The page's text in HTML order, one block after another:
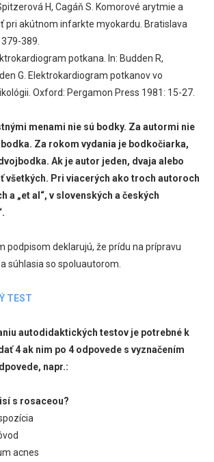
H, Cagáň S. Komorové arytmie a
pri akútnom infarkte myokardu. Bratislava
389.
potkana. In: Budden R,
G. Elektrokardiogram potkanov vo
Oxford: Pergamon Press 1981: 15-27.
menami nie sú bodky. Za autormi nie
Za rokom vydania je bodkočiarka,
Ak je autor jeden, dvaja alebo
všetkých. Pri viacerých ako troch autoroch
a „et al“, v slovenských a českých
podpisom deklarujú, že prídu na prípravu
súhlasia so spoluautorom.
TEST
autodidaktických testov je potrebné k
4 ak nim po 4 odpovede s vyznačením
napr.:
s rosaceou?
acnes